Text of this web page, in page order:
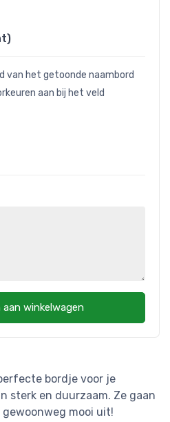
bordje voor je
sterk en duurzaam. Ze gaan
mooi uit!
van het getoonde naambord
aan bij het veld
aan winkelwagen